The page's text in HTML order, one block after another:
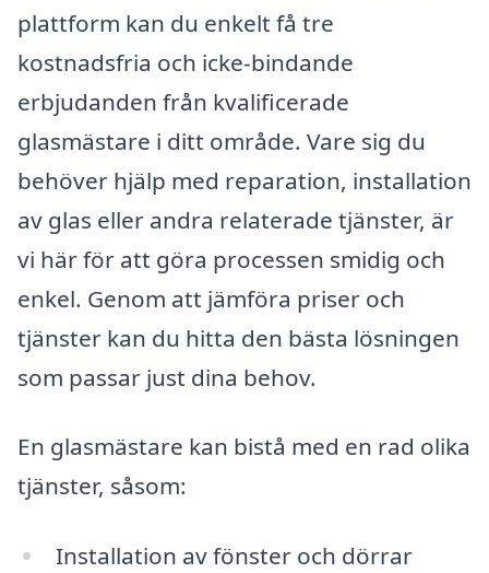
plattform kan du enkelt få tre
kostnadsfria och icke-bindande
erbjudanden från kvalificerade
glasmästare i ditt område. Vare sig du
behöver hjälp med reparation, installation
av glas eller andra relaterade tjänster, är
vi här för att göra processen smidig och
enkel. Genom att jämföra priser och
tjänster kan du hitta den bästa lösningen
som passar just dina behov.
En glasmästare kan bistå med en rad olika
tjänster, såsom:
Installation av fönster och dörrar